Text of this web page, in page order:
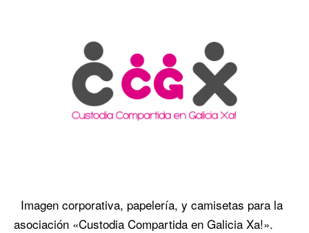
Imagen corporativa, papelería, y camisetas para la
asociación «Custodia Compartida en Galicia Xa!».